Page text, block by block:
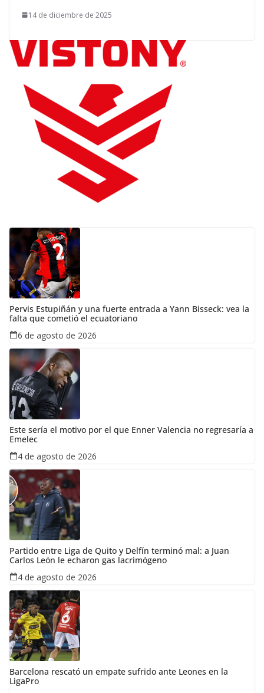
14 de diciembre de 2025
Pervis Estupiñán y una fuerte entrada a Yann Bisseck: vea la
falta que cometió el ecuatoriano
6 de agosto de 2026
Este sería el motivo por el que Enner Valencia no regresaría a
Emelec
4 de agosto de 2026
Partido entre Liga de Quito y Delfín terminó mal: a Juan
Carlos León le echaron gas lacrimógeno
4 de agosto de 2026
Barcelona rescató un empate sufrido ante Leones en la
LigaPro